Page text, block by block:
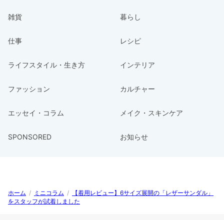
雑貨 暮らし
仕事 レシピ
ライフスタイル・生き方 インテリア
ファッション カルチャー
エッセイ・コラム メイク・スキンケア
SPONSORED お知らせ
ホーム / ミニコラム /
【着用レビュー】6サイズ展開の「レザーサンダル」
をスタッフが試着しました